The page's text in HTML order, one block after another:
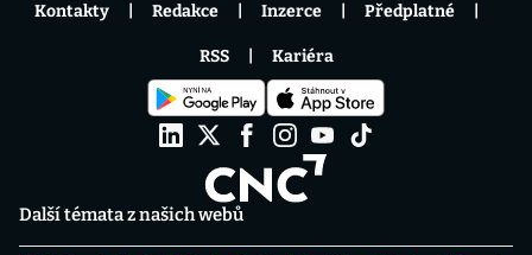
Další témata z našich webů
Kontakty Redakce Inzerce Předplatné
RSS Kariéra